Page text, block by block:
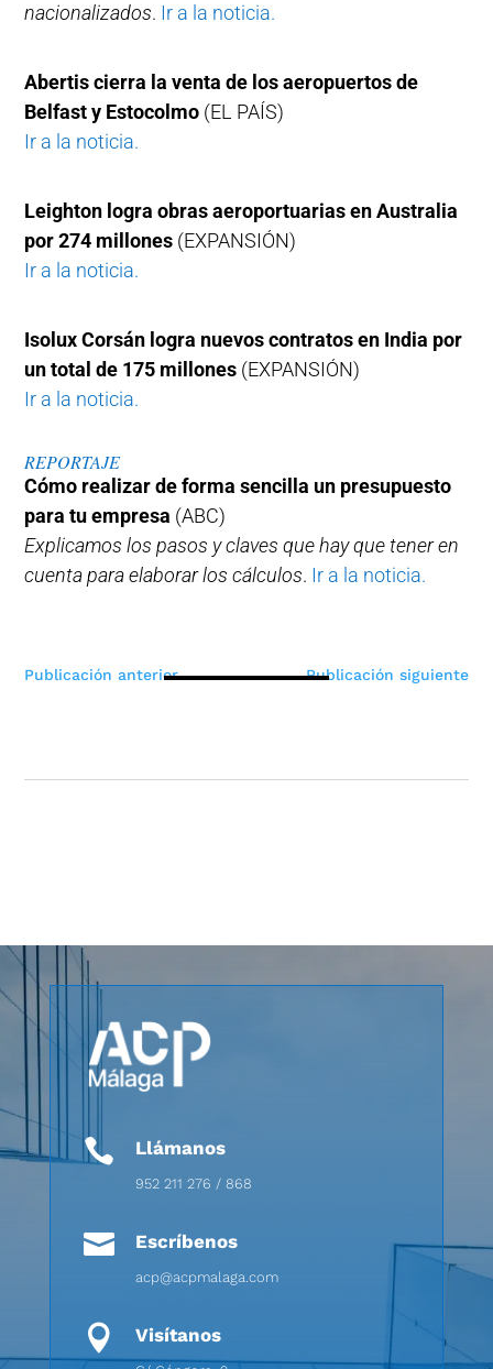
nacionalizados. Ir a la noticia.
Abertis cierra la venta de los aeropuertos de
Belfast y Estocolmo (EL PAÍS)
Ir a la noticia.
Leighton logra obras aeroportuarias en Australia
por 274 millones (EXPANSIÓN)
Ir a la noticia.
Isolux Corsán logra nuevos contratos en India por
un total de 175 millones (EXPANSIÓN)
Ir a la noticia.
REPORTAJE
Cómo realizar de forma sencilla un presupuesto
para tu empresa (ABC)
Explicamos los pasos y claves que hay que tener en
cuenta para elaborar los cálculos. Ir a la noticia.
Navegación
Publicación anterior Publicación siguiente
 Llámanos
952 211 276 / 868
 Escríbenos
acp@acpmalaga.com
 Visítanos